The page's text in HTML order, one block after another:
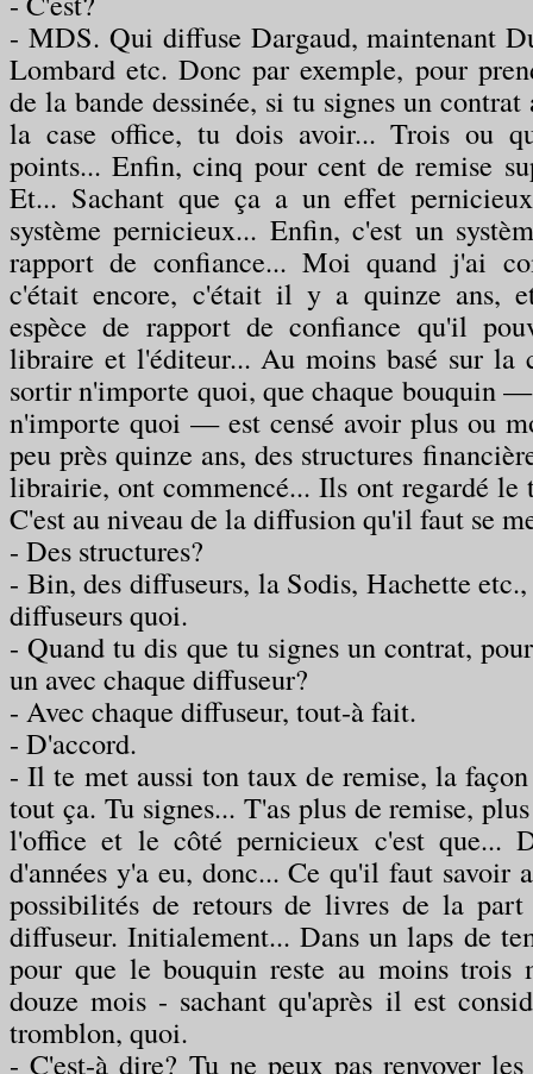
- MDS. Qui diffuse Dargaud, maintenant
Lombard etc. Donc par exemple, pour
de la bande dessinée, si tu signes un
la case office, tu dois avoir... Trois ou
points... Enfin, cinq pour cent de remise
Et... Sachant que ça a un effet
système pernicieux... Enfin, c'est un
rapport de confiance... Moi quand j'ai
c'était encore, c'était il y a quinze ans,
espèce de rapport de confiance qu'il
libraire et l'éditeur... Au moins basé sur la
sortir n'importe quoi, que chaque bouquin
n'importe quoi — est censé avoir plus ou
peu près quinze ans, des structures
librairie, ont commencé... Ils ont regardé
C'est au niveau de la diffusion qu'il faut se
- Des structures?
- Bin, des diffuseurs, la Sodis, Hachette
diffuseurs quoi.
- Quand tu dis que tu signes un contrat,
un avec chaque diffuseur?
- Avec chaque diffuseur, tout-à fait.
- D'accord.
- Il te met aussi ton taux de remise, la
tout ça. Tu signes... T'as plus de remise,
l'office et le côté pernicieux c'est que...
d'années y'a eu, donc... Ce qu'il faut savoir
possibilités de retours de livres de la
diffuseur. Initialement... Dans un laps de
pour que le bouquin reste au moins
douze mois - sachant qu'après il est
tromblon, quoi.
- C'est-à dire? Tu ne peux pas renvoyer